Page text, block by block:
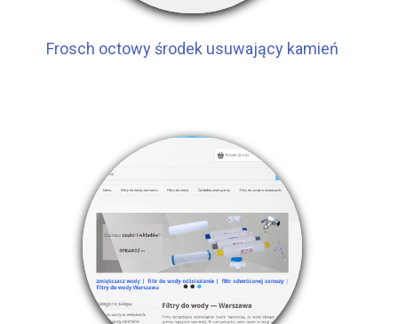
Frosch octowy środek usuwający kamień